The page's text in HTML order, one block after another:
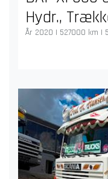
Hydr.,
År 2020 | 527000 km |